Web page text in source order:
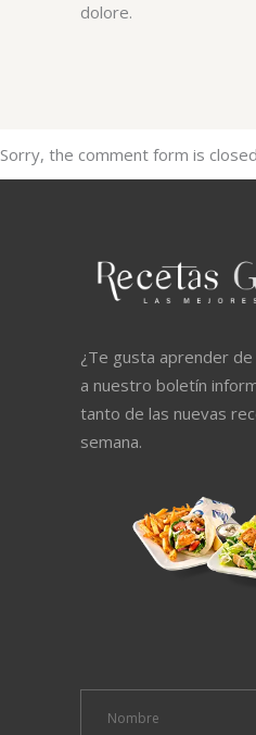
dolore.
Sorry, the comment form is
¿Te gusta aprender de
a nuestro boletín
tanto de las nuevas
semana.